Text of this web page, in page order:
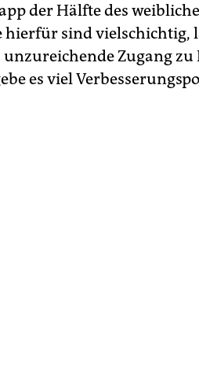
der Hälfte des
hierfür sind vielschichtig,
unzureichende Zugang
es viel